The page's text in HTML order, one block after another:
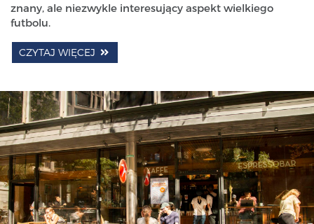
znany, ale niezwykle interesujący aspekt wielkiego
futbolu.
CZYTAJ WIĘCEJ